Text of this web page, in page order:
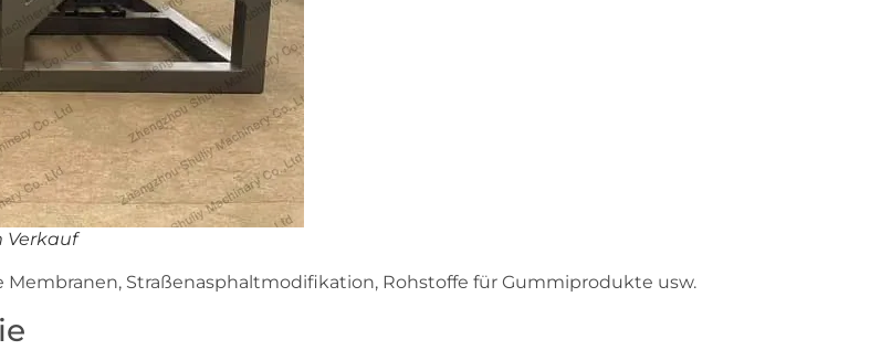
Verkauf
Membranen, Straßenasphaltmodifikation, Rohstoffe für Gummiprodukte usw.